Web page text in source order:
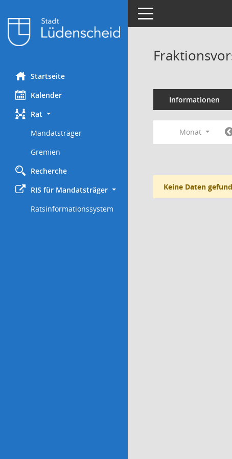
Startseite
Kalender
Rat
Mandatsträger
Gremien
Recherche
RIS für Mandatsträger
Ratsinformationssystem
Toggle navigation
Informationen
Monat
Keine Daten